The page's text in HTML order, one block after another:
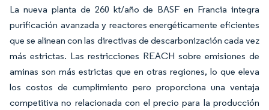
La nueva planta de 260 kt/año de BASF en Francia integra
purificación avanzada y reactores energéticamente eficientes
que se alinean con las directivas de descarbonización cada vez
más estrictas. Las restricciones REACH sobre emisiones de
aminas son más estrictas que en otras regiones, lo que eleva
los costos de cumplimiento pero proporciona una ventaja
competitiva no relacionada con el precio para la producción